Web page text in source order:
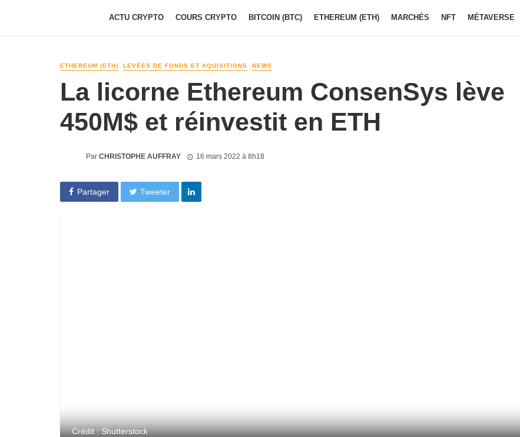
ACTU CRYPTO COURS CRYPTO BITCOIN (BTC) ETHEREUM (ETH) MARCHÉS NFT MÉTAVERSE
ETHEREUM (ETH) LEVÉES DE FONDS ET AQUISITIONS NEWS
La licorne Ethereum ConsenSys lève
450M$ et réinvestit en ETH
Par CHRISTOPHE AUFFRAY 16 mars 2022 à 8h18
Partager Tweeter
Crédit : Shutterstock